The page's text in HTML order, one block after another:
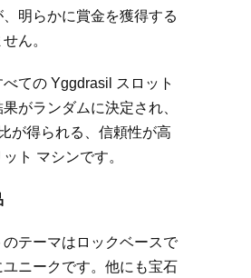
、明らかに賞金を獲得する
ん。
ての Yggdrasil スロット
がランダムに決定され、
が得られる、信頼性が高
ト マシンです。
のテーマはロックベースで
ニークです。他にも宝石